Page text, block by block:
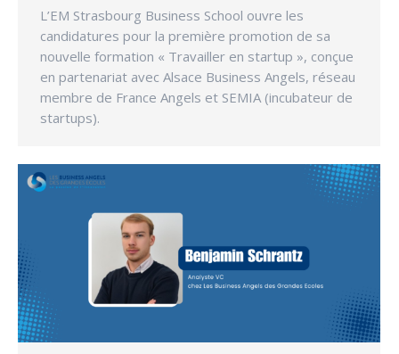
L’EM Strasbourg Business School ouvre les
candidatures pour la première promotion de sa
nouvelle formation « Travailler en startup », conçue
en partenariat avec Alsace Business Angels, réseau
membre de France Angels et SEMIA (incubateur de
startups).